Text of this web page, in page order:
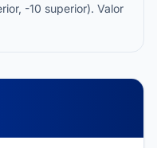
-10 superior). Valor